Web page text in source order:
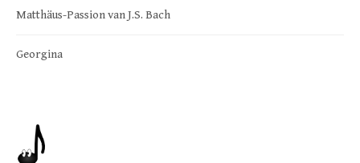
Matthäus-Passion van J.S. Bach
Georgina